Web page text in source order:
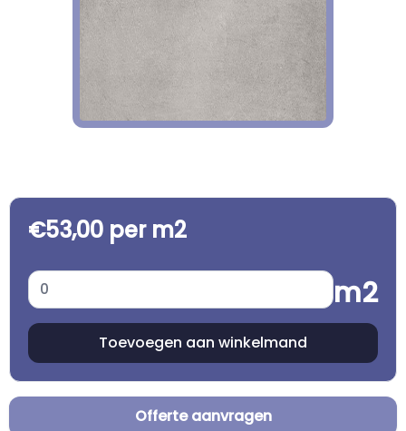
€53,00 per m2
m2
Offerte aanvragen